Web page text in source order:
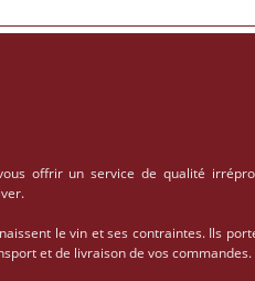
offrir un service de qualité
le vin et ses contraintes. Ils
et de livraison de vos commandes.